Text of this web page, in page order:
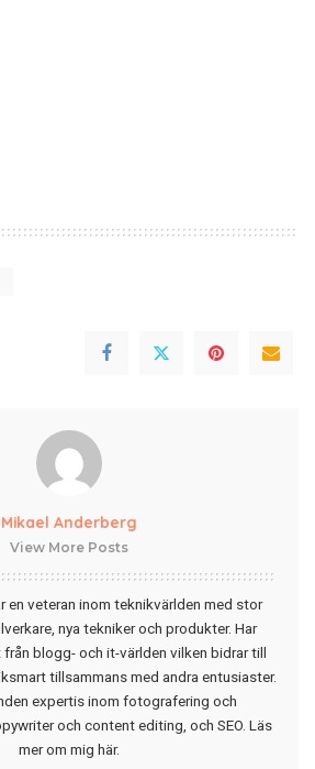
Mikael Anderberg
View More Posts
en veteran inom teknikvärlden med stor
nya tekniker och produkter. Har
från blogg- och it-världen vilken bidrar till
tillsammans med andra entusiaster.
expertis inom fotografering och
och content editing, och SEO. Läs
mer om mig här.